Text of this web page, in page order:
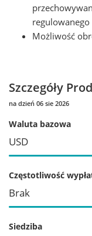
Możliwość
Szczegóły
na dzień 06 sie 2026
Waluta bazowa
USD
Częstotliwość
Brak
Siedziba